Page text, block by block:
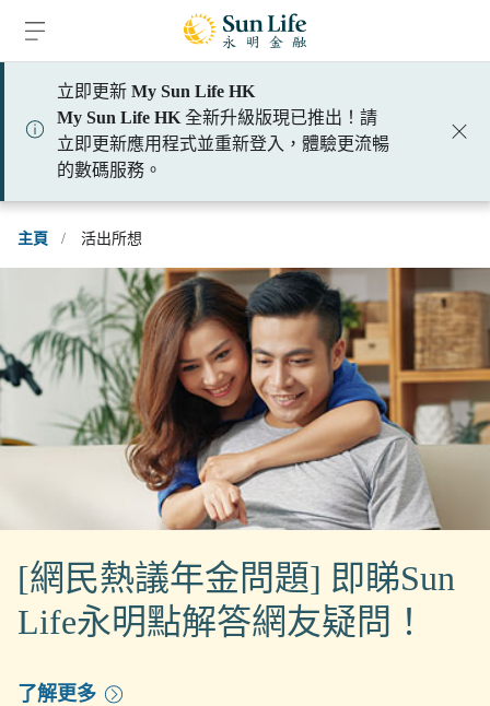
立即更新 My Sun Life HK
My Sun Life HK 全新升級版現已推出！請
立即更新應用程式並重新登入，體驗更流暢
的數碼服務。
主頁 / 活出所想
[網民熱議年金問題] 即睇Sun
Life永明點解答網友疑問！
了解更多